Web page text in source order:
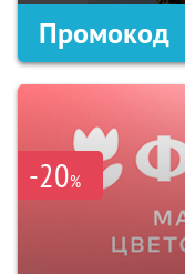
Промокод
-20%